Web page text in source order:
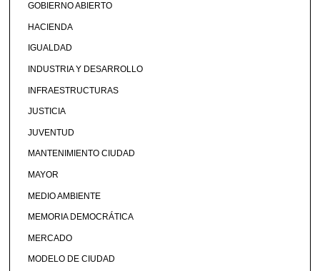
GOBIERNO ABIERTO
HACIENDA
IGUALDAD
INDUSTRIA Y DESARROLLO
INFRAESTRUCTURAS
JUSTICIA
JUVENTUD
MANTENIMIENTO CIUDAD
MAYOR
MEDIO AMBIENTE
MEMORIA DEMOCRÁTICA
MERCADO
MODELO DE CIUDAD